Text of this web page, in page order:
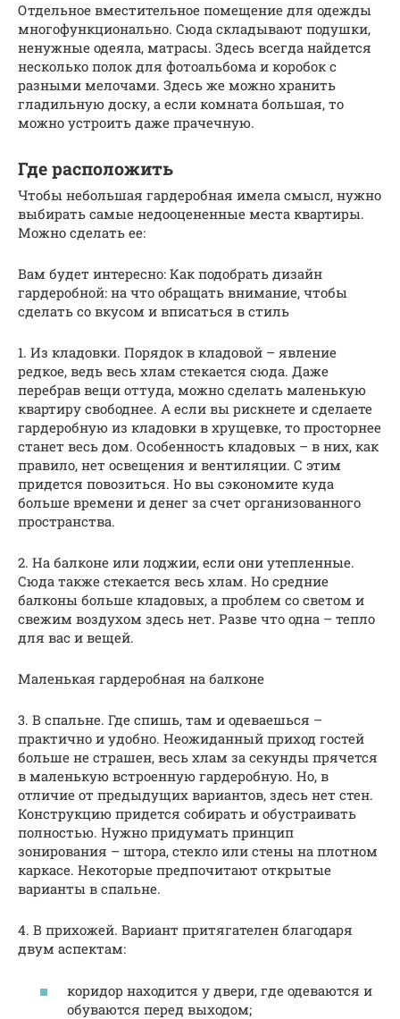
Отдельное вместительное помещение для одежды
многофункционально. Сюда складывают подушки,
ненужные одеяла, матрасы. Здесь всегда найдется
несколько полок для фотоальбома и коробок с
разными мелочами. Здесь же можно хранить
гладильную доску, а если комната большая, то
можно устроить даже прачечную.
Где расположить
Чтобы небольшая гардеробная имела смысл, нужно
выбирать самые недооцененные места квартиры.
Можно сделать ее:
Вам будет интересно: Как подобрать дизайн
гардеробной: на что обращать внимание, чтобы
сделать со вкусом и вписаться в стиль
1. Из кладовки. Порядок в кладовой – явление
редкое, ведь весь хлам стекается сюда. Даже
перебрав вещи оттуда, можно сделать маленькую
квартиру свободнее. А если вы рискнете и сделаете
гардеробную из кладовки в хрущевке, то просторнее
станет весь дом. Особенность кладовых – в них, как
правило, нет освещения и вентиляции. С этим
придется повозиться. Но вы сэкономите куда
больше времени и денег за счет организованного
пространства.
2. На балконе или лоджии, если они утепленные.
Сюда также стекается весь хлам. Но средние
балконы больше кладовых, а проблем со светом и
свежим воздухом здесь нет. Разве что одна – тепло
для вас и вещей.
Маленькая гардеробная на балконе
3. В спальне. Где спишь, там и одеваешься –
практично и удобно. Неожиданный приход гостей
больше не страшен, весь хлам за секунды прячется
в маленькую встроенную гардеробную. Но, в
отличие от предыдущих вариантов, здесь нет стен.
Конструкцию придется собирать и обустраивать
полностью. Нужно придумать принцип
зонирования – штора, стекло или стены на плотном
каркасе. Некоторые предпочитают открытые
варианты в спальне.
4. В прихожей. Вариант притягателен благодаря
двум аспектам:
коридор находится у двери, где одеваются и
обуваются перед выходом;